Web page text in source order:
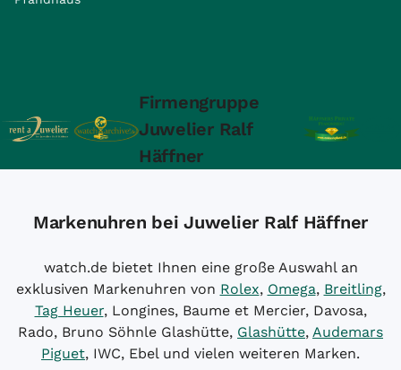
Firmengruppe
Juwelier Ralf
Häffner
Markenuhren bei Juwelier Ralf Häffner
watch.de bietet Ihnen eine große Auswahl an
exklusiven Markenuhren von Rolex, Omega, Breitling,
Tag Heuer, Longines, Baume et Mercier, Davosa,
Rado, Bruno Söhnle Glashütte, Glashütte, Audemars
Piguet, IWC, Ebel und vielen weiteren Marken.